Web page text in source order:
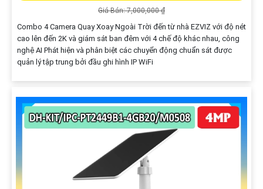
Giá Bán: 7,000,000 ₫
Combo 4 Camera Quay Xoay Ngoài Trời đến từ nhà EZVIZ với độ nét
cao lên đến 2K và giám sát ban đêm với 4 chế độ khác nhau, công
nghệ AI Phát hiện và phân biệt các chuyển động chuẩn sát được
quản lý tập trung bởi đầu ghi hình IP WiFi